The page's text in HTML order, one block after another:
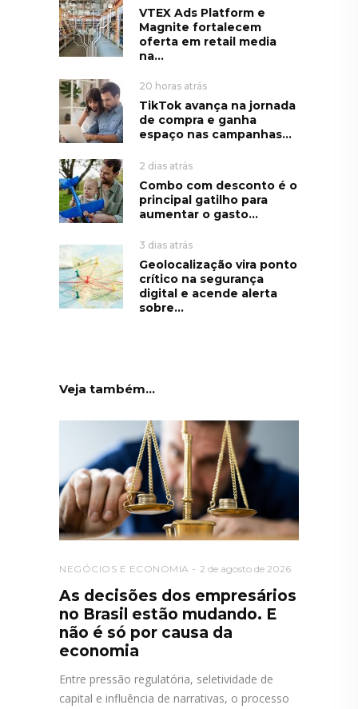
VTEX Ads Platform e
Magnite fortalecem
oferta em retail media
na...
20 horas atrás
TikTok avança na jornada
de compra e ganha
espaço nas campanhas...
2 dias atrás
Combo com desconto é o
principal gatilho para
aumentar o gasto...
3 dias atrás
Geolocalização vira ponto
crítico na segurança
digital e acende alerta
sobre...
Veja também...
NEGÓCIOS E ECONOMIA 2 de agosto de 2026
As decisões dos empresários
no Brasil estão mudando. E
não é só por causa da
economia
Entre pressão regulatória, seletividade de
capital e influência de narrativas, o processo